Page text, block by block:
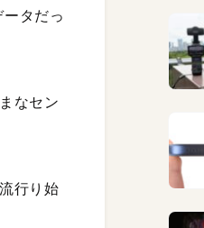
タだっ
なセン
行り始